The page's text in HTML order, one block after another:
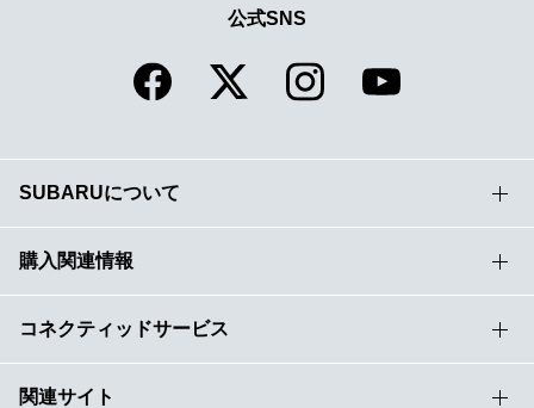
公式SNS
SUBARUについて
購入関連情報
コネクティッドサービス
関連サイト